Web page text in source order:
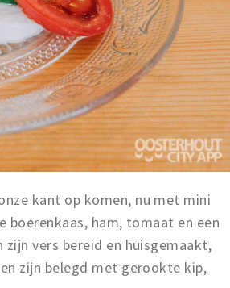
kant op komen, nu met mini
boerenkaas, ham, tomaat en een
vers bereid en huisgemaakt,
zijn belegd met gerookte kip,